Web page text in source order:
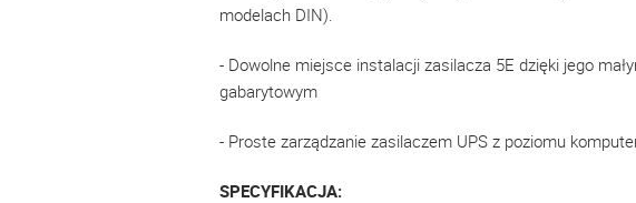
modelach DIN).
- Dowolne miejsce instalacji zasilacza 5E dzięki jego
gabarytowym
- Proste zarządzanie zasilaczem UPS z poziomu
SPECYFIKACJA: